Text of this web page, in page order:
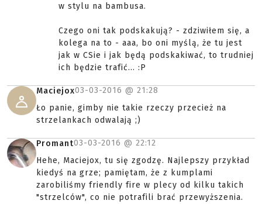
w stylu na bambusa.
Czego oni tak podskakują? - zdziwiłem się, a
kolega na to - aaa, bo oni myślą, że tu jest
jak w CSie i jak będą podskakiwać, to trudniej
ich będzie trafić... :P
Maciejox03-03-2016 @ 21:28
Ło panie, gimby nie takie rzeczy przecież na
strzelankach odwalają ;)
Promant03-03-2016 @ 22:12
Hehe, Maciejox, tu się zgodzę. Najlepszy przykład
kiedyś na grze; pamiętam, że z kumplami
zarobiliśmy friendly fire w plecy od kilku takich
"strzelców", co nie potrafili brać przewyższenia.